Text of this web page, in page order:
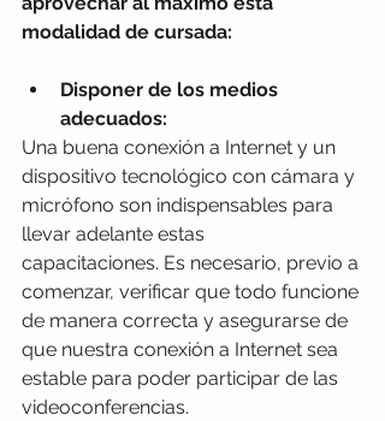
modalidad de cursada:
Disponer de los medios
adecuados:
Una buena conexión a Internet y un
dispositivo tecnológico con cámara y
micrófono son indispensables para
llevar adelante estas
capacitaciones. Es necesario, previo a
comenzar, verificar que todo funcione
de manera correcta y asegurarse de
que nuestra conexión a Internet sea
estable para poder participar de las
videoconferencias.